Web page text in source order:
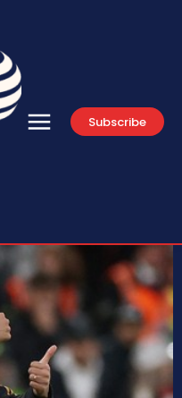
Subscribe